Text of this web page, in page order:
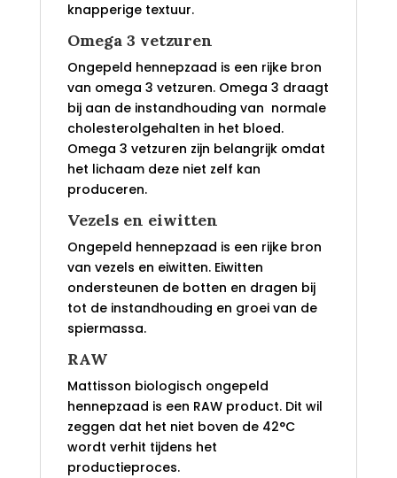
knapperige textuur.
Omega 3 vetzuren
Ongepeld hennepzaad is een rijke bron
van omega 3 vetzuren. Omega 3 draagt
bij aan de instandhouding van normale
cholesterolgehalten in het bloed.
Omega 3 vetzuren zijn belangrijk omdat
het lichaam deze niet zelf kan
produceren.
Vezels en eiwitten
Ongepeld hennepzaad is een rijke bron
van vezels en eiwitten. Eiwitten
ondersteunen de botten en dragen bij
tot de instandhouding en groei van de
spiermassa.
RAW
Mattisson biologisch ongepeld
hennepzaad is een RAW product. Dit wil
zeggen dat het niet boven de 42°C
wordt verhit tijdens het
productieproces.